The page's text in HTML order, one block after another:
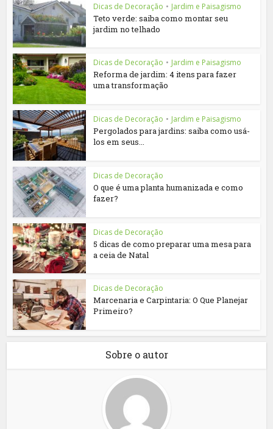
Dicas de Decoração • Jardim e Paisagismo
Teto verde: saiba como montar seu
jardim no telhado
Dicas de Decoração • Jardim e Paisagismo
Reforma de jardim: 4 itens para fazer
uma transformação
Dicas de Decoração • Jardim e Paisagismo
Pergolados para jardins: saiba como usá-
los em seus...
Dicas de Decoração
O que é uma planta humanizada e como
fazer?
Dicas de Decoração
5 dicas de como preparar uma mesa para
a ceia de Natal
Dicas de Decoração
Marcenaria e Carpintaria: O Que Planejar
Primeiro?
Sobre o autor